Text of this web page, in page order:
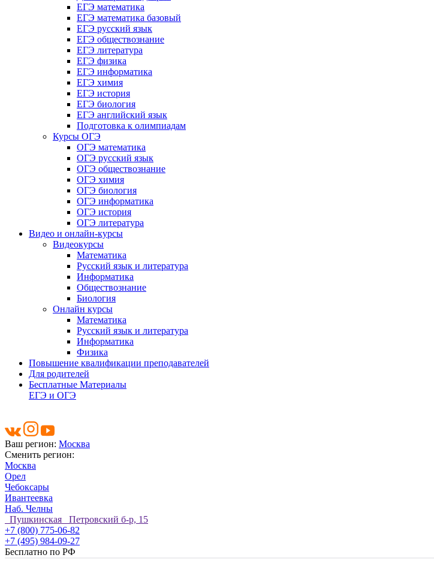
ЕГЭ математика
ЕГЭ математика базовый
ЕГЭ русский язык
ЕГЭ обществознание
ЕГЭ литература
ЕГЭ физика
ЕГЭ информатика
ЕГЭ химия
ЕГЭ история
ЕГЭ биология
ЕГЭ английский язык
Подготовка к олимпиадам
Курсы ОГЭ
ОГЭ математика
ОГЭ русский язык
ОГЭ обществознание
ОГЭ химия
ОГЭ биология
ОГЭ информатика
ОГЭ история
ОГЭ литература
Видео и онлайн-курсы
Видеокурсы
Математика
Русский язык и литература
Информатика
Обществознание
Биология
Онлайн курсы
Математика
Русский язык и литература
Информатика
Физика
Повышение квалификации преподавателей
Для родителей
Бесплатные Материалы
ЕГЭ и ОГЭ
Ваш регион: Москва
Сменить регион:
Москва
Орел
Чебоксары
Ивантеевка
Наб. Челны
Пушкинская Петровский б-р, 15
+7 (800) 775-06-82
+7 (495) 984-09-27
Бесплатно по РФ